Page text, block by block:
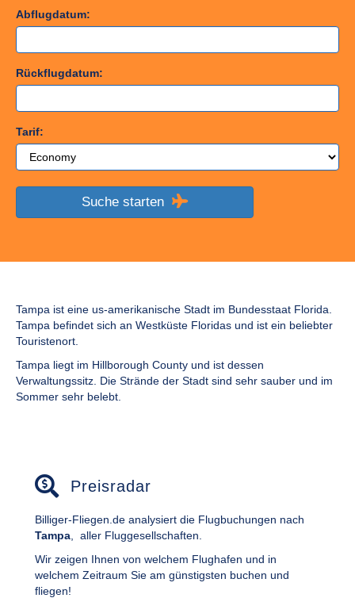
Abflugdatum:
Rückflugdatum:
Tarif:
Tampa ist eine us-amerikanische Stadt im Bundesstaat Florida.
Tampa befindet sich an Westküste Floridas und ist ein beliebter
Touristenort.
Tampa liegt im Hillborough County und ist dessen
Verwaltungssitz. Die Strände der Stadt sind sehr sauber und im
Sommer sehr belebt.
Preisradar
Billiger-Fliegen.de analysiert die Flugbuchungen nach
Tampa
aller Fluggesellschaften.
Wir zeigen Ihnen von welchem Flughafen und in
welchem Zeitraum Sie am günstigsten buchen und
fliegen!